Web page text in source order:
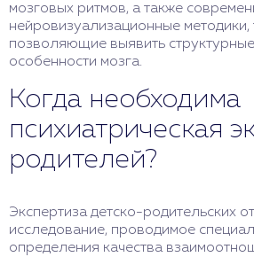
мозговых ритмов, а также
нейровизуализационные методики,
позволяющие выявить
особенности мозга.
Когда необходима
психиатрическая
родителей?
Экспертиза детско-родительских
исследование, проводимое
определения качества